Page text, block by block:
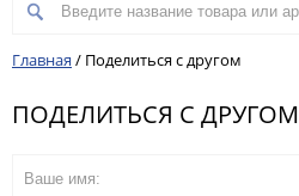
Главная / Поделиться с другом
ПОДЕЛИТЬСЯ С ДРУГОМ